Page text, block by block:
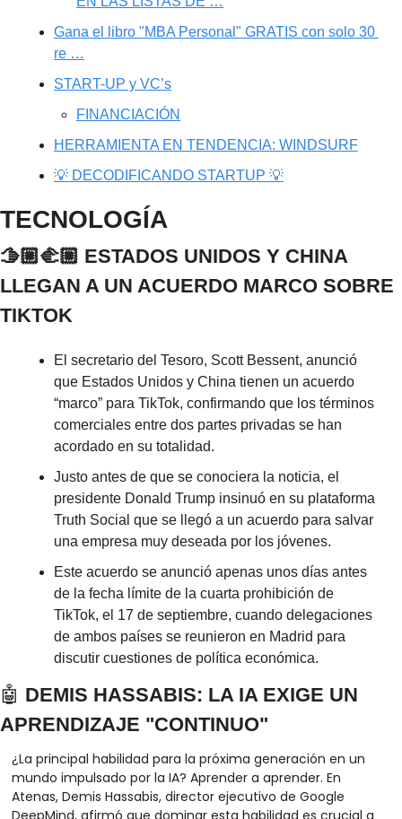
Gana el libro "MBA Personal" GRATIS con solo 30
re …
START-UP y VC’s
FINANCIACIÓN
HERRAMIENTA EN TENDENCIA: WINDSURF
💡 DECODIFICANDO STARTUP 💡
TECNOLOGÍA
🫱🏼‍🫲🏼 ESTADOS UNIDOS Y CHINA
LLEGAN A UN ACUERDO MARCO SOBRE
TIKTOK
El secretario del Tesoro, Scott Bessent, anunció
que Estados Unidos y China tienen un acuerdo
“marco” para TikTok, confirmando que los términos
comerciales entre dos partes privadas se han
acordado en su totalidad.
Justo antes de que se conociera la noticia, el
presidente Donald Trump insinuó en su plataforma
Truth Social que se llegó a un acuerdo para salvar
una empresa muy deseada por los jóvenes.
Este acuerdo se anunció apenas unos días antes
de la fecha límite de la cuarta prohibición de
TikTok, el 17 de septiembre, cuando delegaciones
de ambos países se reunieron en Madrid para
discutir cuestiones de política económica.
🤖 DEMIS HASSABIS: LA IA EXIGE UN
APRENDIZAJE "CONTINUO"
¿La principal habilidad para la próxima generación en un
mundo impulsado por la IA? Aprender a aprender. En
Atenas, Demis Hassabis, director ejecutivo de Google